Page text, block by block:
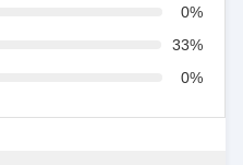
0%
33%
0%